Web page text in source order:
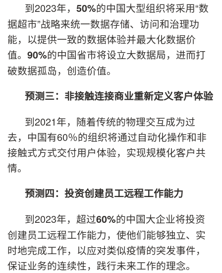
到2023年， 50%的中国大型组织将采用“数
据超市”战略来统一数据存储、访问和治理功
能，以提供一致的数据体验并最大化数据价
值。 90%的中国省市将设立大数据局，进而打
破数据孤岛，创造价值。
预测三：非接触连接商业重新定义客户体验
到2021年，随着传统的物理交互成为过
去，中国有60％的组织将通过自动化操作和非
接触式方式交付用户体验，实现规模化客户共
情。
预测四：投资创建员工远程工作能力
到2023年，超过60%的中国大企业将投资
创建员工远程工作能力，使他们能够独立、实
时地完成工作，以应对类似疫情的突发事件，
保证业务的连续性，践行未来工作的理念。